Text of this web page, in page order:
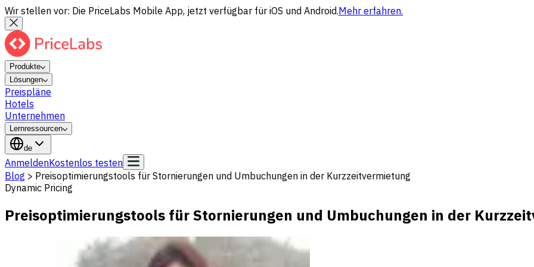
Wir stellen vor: Die PriceLabs Mobile App, jetzt verfügbar für iOS und Android.Mehr erfahren.
Produkte
Lösungen
Preispläne
Hotels
Unternehmen
Lernressourcen
de
AnmeldenKostenlos testen
Blog > Preisoptimierungstools für Stornierungen und Umbuchungen in der Kurzzeitvermietung
Dynamic Pricing
Preisoptimierungstools für Stornierungen und Umbuchungen in der